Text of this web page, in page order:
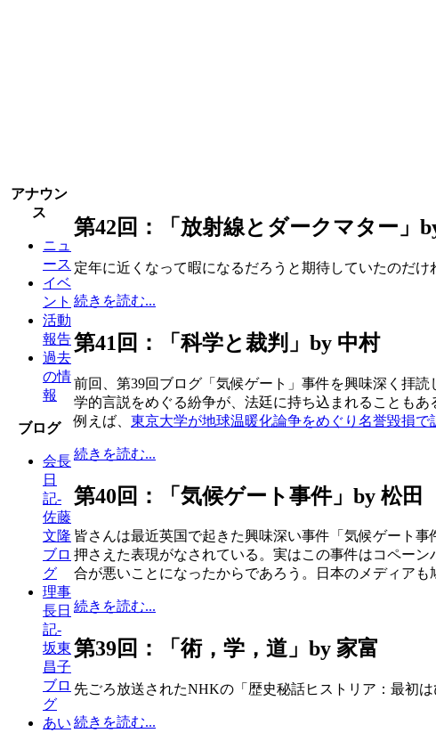
アナウン
ス
ニュ
ース
イベ
ント
活動
報告
過去
の情
報
ブログ
会長
日
記-
佐藤
文隆
ブロ
グ
理事
長日
記-
坂東
昌子
ブロ
グ
あい
第42回：「放射線とダークマター」
定年に近くなって暇になるだろうと期待していたのだけ
続きを読む...
第41回：「科学と裁判」by 中村
前回、第39回ブログ「気候ゲート」事件を興味深く拝
学的言説をめぐる紛争が、法廷に持ち込まれることもあ
例えば、 東京大学が地球温暖化論争をめぐり名誉毀損で
続きを読む...
第40回：「気候ゲート事件」by 松田
皆さんは最近英国で起きた興味深い事件「気候ゲート
押さえた表現がなされている。実はこの事件はコペー
合が悪いことになったからであろう。日本のメディア
続きを読む...
第39回：「術，学，道」by 家富
先ごろ放送されたNHKの「歴史秘話ヒストリア：最初
続きを読む...